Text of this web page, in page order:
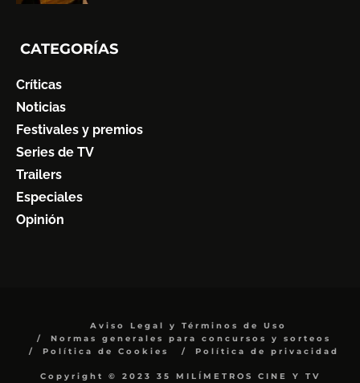
CATEGORÍAS
Críticas
Noticias
Festivales y premios
Series de TV
Trailers
Especiales
Opinión
Aviso Legal y Términos de Uso
Normas generales para concursos y sorteos
Política de Cookies
Política de privacidad
Copyright © 2023 35 MILÍMETROS CINE Y TV